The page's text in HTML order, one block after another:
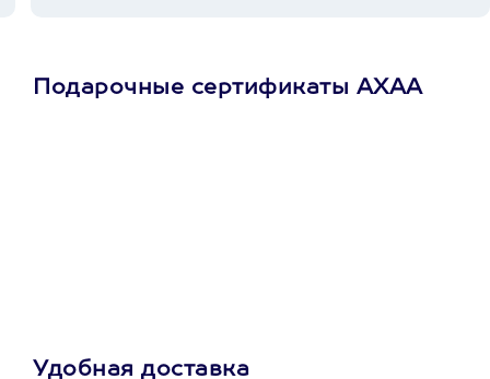
Подарочные сертификаты АХАА
Удобная доставка